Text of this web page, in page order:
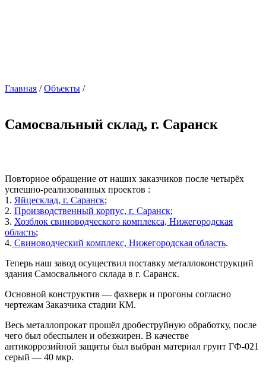
Главная /Объекты /
Самосвальный склад, г. Саранск
Повторное обращение от наших заказчиков после четырёх
успешно-реализованных проектов :
1. Яйцесклад, г. Саранск;
2. Производственный корпус, г. Саранск;
3. Хозблок свиноводческого комплекса, Нижегородская
область;
4. Свиноводческий комплекс, Нижегородская область.
Теперь наш завод осуществил поставку металлоконструкций
здания Самосвального склада в г. Саранск.
Основной конструктив — фахверк и прогоны согласно
чертежам Заказчика стадии КМ.
Весь металлопрокат прошёл дробеструйную обработку, после
чего был обеспылен и обезжирен. В качестве
антикоррозийной защиты был выбран материал грунт ГФ-021
серый — 40 мкр.